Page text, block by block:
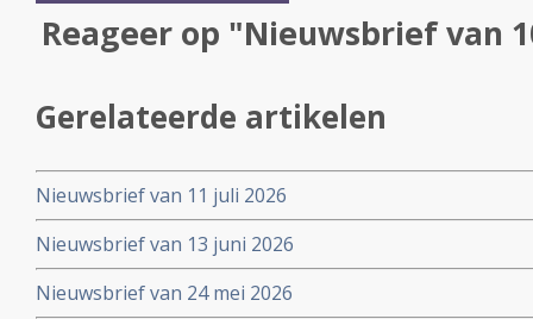
Reageer op "Nieuwsbrief van
Gerelateerde artikelen
Nieuwsbrief van 11 juli 2026
Nieuwsbrief van 13 juni 2026
Nieuwsbrief van 24 mei 2026